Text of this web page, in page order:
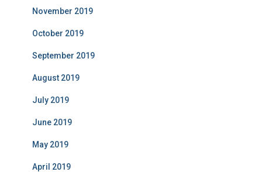
November 2019
October 2019
September 2019
August 2019
July 2019
June 2019
May 2019
April 2019